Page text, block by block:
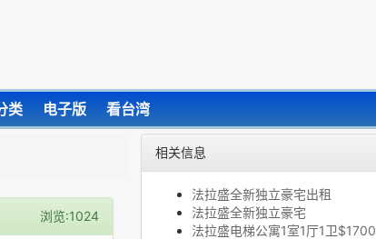
类 电子版 看台湾
浏览:1024
相关信息
法拉盛全新独立豪宅出租
法拉盛全新独立豪宅
法拉盛电梯公寓1室1厅1卫$1700